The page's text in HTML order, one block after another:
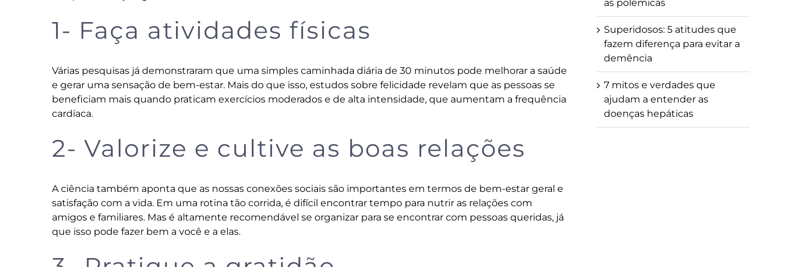
1- Faça atividades físicas
Várias pesquisas já demonstraram que uma simples caminhada diária de 30 minutos pode melhorar a saúde
e gerar uma sensação de bem-estar. Mais do que isso, estudos sobre felicidade revelam que as pessoas se
beneficiam mais quando praticam exercícios moderados e de alta intensidade, que aumentam a frequência
cardíaca.
2- Valorize e cultive as boas relações
A ciência também aponta que as nossas conexões sociais são importantes em termos de bem-estar geral e
satisfação com a vida. Em uma rotina tão corrida, é difícil encontrar tempo para nutrir as relações com
amigos e familiares. Mas é altamente recomendável se organizar para se encontrar com pessoas queridas, já
que isso pode fazer bem a você e a elas.
as polêmicas
Superidosos: 5 atitudes que
fazem diferença para evitar a
demência
7 mitos e verdades que
ajudam a entender as
doenças hepáticas